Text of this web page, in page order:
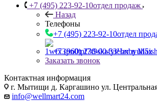
+7 (495) 223-92-10отдел продаж
Назад
Телефоны
+7 (495) 223-92-10отдел
+7 (960) 230-00-33Чат в Max
Заказать звонок
Контактная информация
г. Мытищи д. Каргашино ул.
info@wellmart24.com